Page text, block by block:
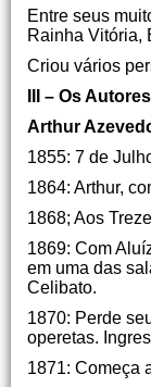
Entre seus
Rainha Vitória,
Criou vários
III – Os Autores
Arthur
1855: 7 de
1864: Arthur,
1868; Aos
1869: Com
em uma das
Celibato.
1870: Perde
operetas.
1871: Começa